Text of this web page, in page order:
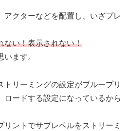
アクターなどを配置し、いざプレ
ない！表示されない！
ます。
トリーミングの設定がブループリ
ロードする設定になっているから
リントでサブレベルをストリーミ